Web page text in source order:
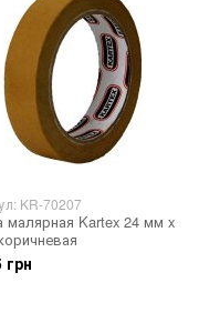
KR-70207
малярная Kartex 24 мм x
грн